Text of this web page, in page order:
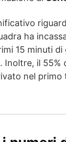
ha
15 minuti
Inoltre, il 55%
nel primo